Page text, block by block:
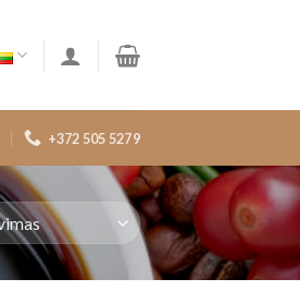
+372 505 5279